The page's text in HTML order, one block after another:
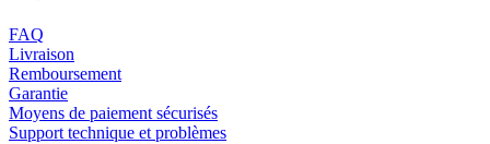
FAQ
Livraison
Remboursement
Garantie
Moyens de paiement sécurisés
Support technique et problèmes